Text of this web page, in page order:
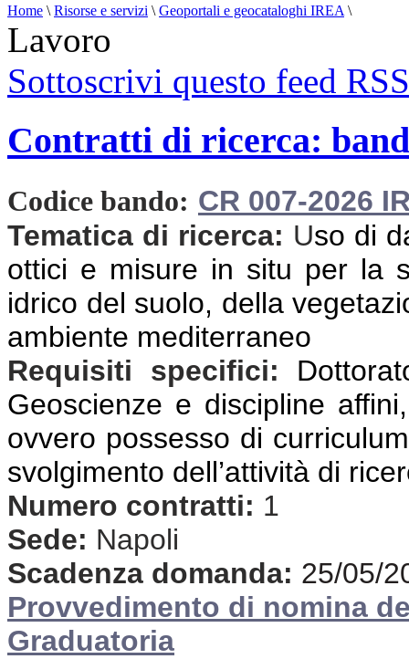
Home \ Risorse e servizi \ Geoportali e geocataloghi IREA \
Lavoro
Sottoscrivi questo feed RSS
Contratti di ricerca:
Codice bando: CR 007-2026
Tematica di ricerca: Uso di
ottici e misure in situ per la
idrico del suolo, della
ambiente mediterraneo
Requisiti specifici:
Geoscienze e discipline
ovvero possesso di
svolgimento dell’attività di
Numero contratti: 1
Sede: Napoli
Scadenza domanda: 25/05/
Provvedimento di nomina
Graduatoria